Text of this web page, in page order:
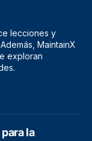
lecciones y
MaintainX
exploran
la